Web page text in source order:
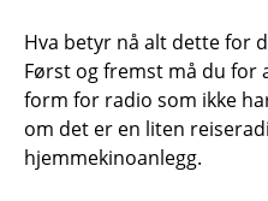
Hva betyr nå alt dette for
Først og fremst må du for
form for radio som ikke
om det er en liten
hjemmekinoanlegg.